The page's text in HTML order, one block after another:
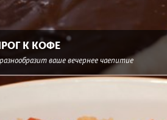
К КОФЕ
ваше вечернее чаепитие